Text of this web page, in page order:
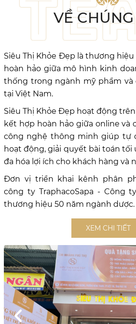
VỀ
Siêu Thị Khỏe Đẹp là thương
hoàn hảo giữa mô hình kinh
thống trong ngành mỹ phẩm và
tại Việt Nam.
Siêu Thị Khỏe Đẹp hoạt động
kết hợp hoàn hảo giữa online và
công nghệ thông minh giúp tự
hoạt động, giải quyết bài toán tối
đa hóa lợi ích cho khách hàng và
Đơn vị triển khai kênh phân
công ty TraphacoSapa - Công
thương hiệu 50 năm ngành dược.
XEM CHI TIẾT